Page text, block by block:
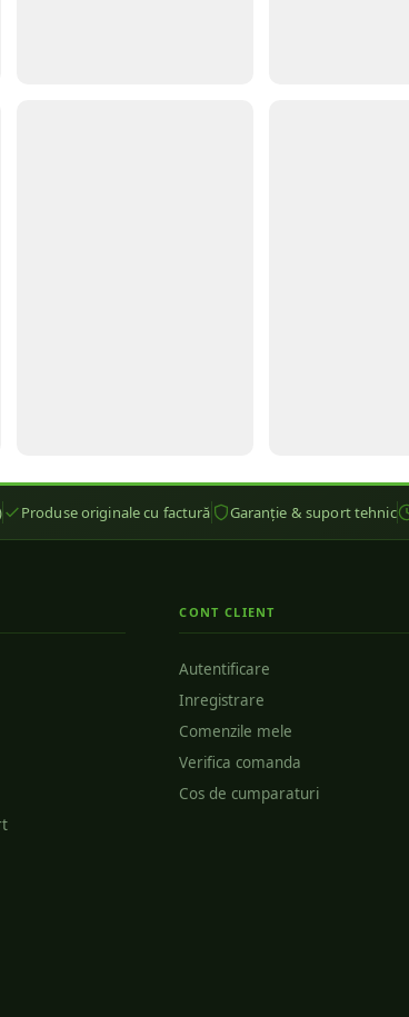
Produse originale cu factură Garanție & suport tehnic
CONT CLIENT
Autentificare
Inregistrare
Comenzile mele
Verifica comanda
Cos de cumparaturi